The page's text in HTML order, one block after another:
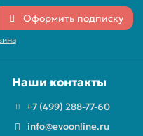
Оформить подписку
Наши контакты
+7 (499) 288-77-60
info@evoonline.ru